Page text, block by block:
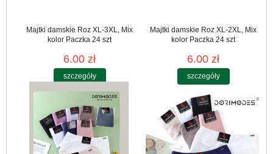
Majtki damskie Roz XL-3XL, Mix
kolor Paczka 24 szt
6.00 zł
szczegóły
Majtki damskie Roz XL-2XL, Mix
kolor Paczka 24 szt
6.00 zł
szczegóły